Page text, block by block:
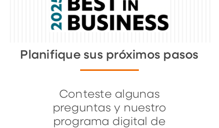
Planifique sus próximos pasos
Conteste algunas
preguntas y nuestro
programa digital de